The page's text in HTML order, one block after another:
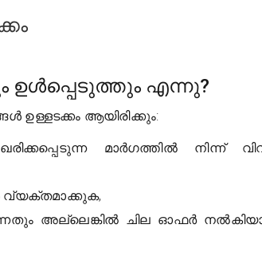
എന്നു?
ആയിരിക്കും:
മാർഗത്തിൽ നിന്ന്
വ്യക്തമാക്കുക,
അല്ലെങ്കിൽ ചില ഓഫർ